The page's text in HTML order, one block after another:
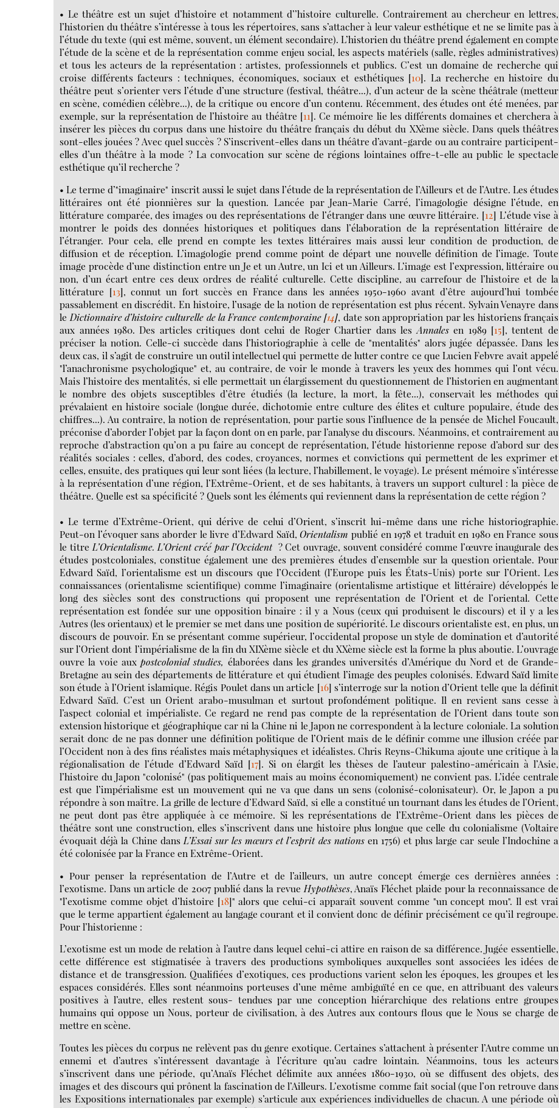
• Le théâtre est un sujet d’histoire et notamment d’’histoire culturelle. Contrairement au chercheur en lettres,
l’historien du théâtre s’intéresse à tous les répertoires, sans s’attacher à leur valeur esthétique et ne se limite pas à
l’étude du texte (qui est même, souvent, un élément secondaire). L’historien du théâtre prend également en compte
l’étude de la scène et de la représentation comme enjeu social, les aspects matériels (salle, règles administratives)
et tous les acteurs de la représentation : artistes, professionnels et publics. C’est un domaine de recherche qui
croise différents facteurs : techniques, économiques, sociaux et esthétiques[10]. La recherche en histoire du
théâtre peut s’orienter vers l’étude d’une structure (festival, théâtre...), d’un acteur de la scène théâtrale (metteur
en scène, comédien célèbre...), de la critique ou encore d’un contenu. Récemment, des études ont été menées, par
exemple, sur la représentation de l’histoire au théâtre [11]. Ce mémoire lie les différents domaines et cherchera à
insérer les pièces du corpus dans une histoire du théâtre français du début du XXème siècle. Dans quels théâtres
sont-elles jouées ? Avec quel succès ? S’inscrivent-elles dans un théâtre d’avant-garde ou au contraire participent-
elles d’un théâtre à la mode ? La convocation sur scène de régions lointaines offre-t-elle au public le spectacle
esthétique qu’il recherche ?
• Le terme d’"imaginaire" inscrit aussi le sujet dans l’étude de la représentation de l’Ailleurs et de l’Autre. Les études
littéraires ont été pionnières sur la question. Lancée par Jean-Marie Carré, l’imagologie désigne l’étude, en
littérature comparée, des images ou des représentations de l’étranger dans une œuvre littéraire. [12] L’étude vise à
montrer le poids des données historiques et politiques dans l’élaboration de la représentation littéraire de
l’étranger. Pour cela, elle prend en compte les textes littéraires mais aussi leur condition de production, de
diffusion et de réception. L’imagologie prend comme point de départ une nouvelle définition de l’image. Toute
image procède d’une distinction entre un Je et un Autre, un Ici et un Ailleurs. L’image est l’expression, littéraire ou
non, d’un écart entre ces deux ordres de réalité culturelle. Cette discipline, au carrefour de l’histoire et de la
littérature [13], connut un fort succès en France dans les années 1950-1960 avant d’être aujourd’hui tombée
passablement en discrédit. En histoire, l’usage de la notion de représentation est plus récent. Sylvain Venayre dans
le Dictionnaire d’histoire culturelle de la France contemporaine[14], date son appropriation par les historiens français
aux années 1980. Des articles critiques dont celui de Roger Chartier dans les Annalesen 1989[15], tentent de
préciser la notion. Celle-ci succède dans l’historiographie à celle de "mentalités" alors jugée dépassée. Dans les
deux cas, il s’agit de construire un outil intellectuel qui permette de lutter contre ce que Lucien Febvre avait appelé
"l’anachronisme psychologique" et, au contraire, de voir le monde à travers les yeux des hommes qui l’ont vécu.
Mais l’histoire des mentalités, si elle permettait un élargissement du questionnement de l’historien en augmentant
le nombre des objets susceptibles d’être étudiés (la lecture, la mort, la fête...), conservait les méthodes qui
prévalaient en histoire sociale (longue durée, dichotomie entre culture des élites et culture populaire, étude des
chiffres...). Au contraire, la notion de représentation, pour partie sous l’influence de la pensée de Michel Foucault,
préconise d’aborder l’objet par la façon dont on en parle, par l’analyse du discours. Néanmoins, et contrairement au
reproche d’abstraction qu’on a pu faire au concept de représentation, l’étude historienne repose d’abord sur des
réalités sociales : celles, d’abord, des codes, croyances, normes et convictions qui permettent de les exprimer et
celles, ensuite, des pratiques qui leur sont liées (la lecture, l’habillement, le voyage). Le présent mémoire s’intéresse
à la représentation d’une région, l’Extrême-Orient, et de ses habitants, à travers un support culturel : la pièce de
théâtre. Quelle est sa spécificité ? Quels sont les éléments qui reviennent dans la représentation de cette région ?
• Le terme d’Extrême-Orient, qui dérive de celui d’Orient, s’inscrit lui-même dans une riche historiographie.
Peut-on l’évoquer sans aborder le livre d’Edward Saïd, Orientalism publié en 1978 et traduit en 1980 en France sous
le titre L’Orientalisme. L’Orient créé par l’Occident ? Cet ouvrage, souvent considéré comme l’œuvre inaugurale des
études postcoloniales, constitue également une des premières études d’ensemble sur la question orientale. Pour
Edward Saïd, l’orientalisme est un discours que l’Occident (l’Europe puis les États-Unis) porte sur l’Orient. Les
connaissances (orientalisme scientifique) comme l’imaginaire (orientalisme artistique et littéraire) développés le
long des siècles sont des constructions qui proposent une représentation de l’Orient et de l’oriental. Cette
représentation est fondée sur une opposition binaire : il y a Nous (ceux qui produisent le discours) et il y a les
Autres (les orientaux) et le premier se met dans une position de supériorité. Le discours orientaliste est, en plus, un
discours de pouvoir. En se présentant comme supérieur, l’occidental propose un style de domination et d’autorité
sur l’Orient dont l’impérialisme de la fin du XIXème siècle et du XXème siècle est la forme la plus aboutie. L’ouvrage
ouvre la voie auxpostcolonial studies, élaborées dans les grandes universités d’Amérique du Nord et de Grande-
Bretagne au sein des départements de littérature et qui étudient l’image des peuples colonisés. Edward Saïd limite
son étude à l’Orient islamique. Régis Poulet dans un article [16] s’interroge sur la notion d’Orient telle que la définit
Edward Saïd. C’est un Orient arabo-musulman et surtout profondément politique. Il en revient sans cesse à
l’aspect colonial et impérialiste. Ce regard ne rend pas compte de la représentation de l’Orient dans toute son
extension historique et géographique car ni la Chine ni le Japon ne correspondent à la lecture coloniale. La solution
serait donc de ne pas donner une définition politique de l’Orient mais de le définir comme une illusion créée par
l’Occident non à des fins réalistes mais métaphysiques et idéalistes. Chris Reyns-Chikuma ajoute une critique à la
régionalisation de l’étude d’Edward Saïd [17]. Si on élargit les thèses de l’auteur palestino-américain à l’Asie,
l’histoire du Japon "colonisé" (pas politiquement mais au moins économiquement) ne convient pas. L’idée centrale
est que l’impérialisme est un mouvement qui ne va que dans un sens (colonisé-colonisateur). Or, le Japon a pu
répondre à son maître. La grille de lecture d’Edward Saïd, si elle a constitué un tournant dans les études de l’Orient,
ne peut dont pas être appliquée à ce mémoire. Si les représentations de l’Extrême-Orient dans les pièces de
théâtre sont une construction, elles s’inscrivent dans une histoire plus longue que celle du colonialisme (Voltaire
évoquait déjà la Chine dans L’Essai sur les mœurs et l’esprit des nationsen 1756) et plus large car seule l’Indochine a
été colonisée par la France en Extrême-Orient.
• Pour penser la représentation de l’Autre et de l’ailleurs, un autre concept émerge ces dernières années :
l’exotisme. Dans un article de 2007 publié dans la revue Hypothèses, Anaïs Fléchet plaide pour la reconnaissance de
"l’exotisme comme objet d’histoire [18]" alors que celui-ci apparaît souvent comme "un concept mou". Il est vrai
que le terme appartient également au langage courant et il convient donc de définir précisément ce qu’il regroupe.
Pour l’historienne :
L’exotisme est un mode de relation à l’autre dans lequel celui-ci attire en raison de sa différence. Jugée essentielle,
cette différence est stigmatisée à travers des productions symboliques auxquelles sont associées les idées de
distance et de transgression. Qualifiées d’exotiques, ces productions varient selon les époques, les groupes et les
espaces considérés. Elles sont néanmoins porteuses d’une même ambiguïté en ce que, en attribuant des valeurs
positives à l’autre, elles restent sous- tendues par une conception hiérarchique des relations entre groupes
humains qui oppose un Nous, porteur de civilisation, à des Autres aux contours flous que le Nous se charge de
mettre en scène.
Toutes les pièces du corpus ne relèvent pas du genre exotique. Certaines s’attachent à présenter l’Autre comme un
ennemi et d’autres s’intéressent davantage à l’écriture qu’au cadre lointain. Néanmoins, tous les acteurs
s’inscrivent dans une période, qu’Anaïs Fléchet délimite aux années 1860-1930, où se diffusent des objets, des
images et des discours qui prônent la fascination de l’Ailleurs. L’exotisme comme fait social (que l’on retrouve dans
les Expositions internationales par exemple) s’articule aux expériences individuelles de chacun. A une période où